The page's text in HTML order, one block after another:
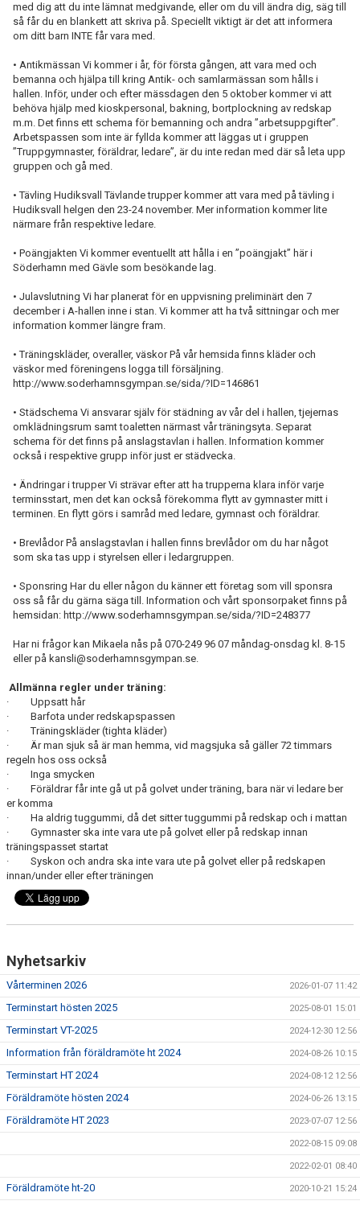
med dig att du inte lämnat medgivande, eller om du vill ändra dig, säg till
så får du en blankett att skriva på. Speciellt viktigt är det att informera
om ditt barn INTE får vara med.
• Antikmässan Vi kommer i år, för första gången, att vara med och
bemanna och hjälpa till kring Antik- och samlarmässan som hålls i
hallen. Inför, under och efter mässdagen den 5 oktober kommer vi att
behöva hjälp med kioskpersonal, bakning, bortplockning av redskap
m.m. Det finns ett schema för bemanning och andra ”arbetsuppgifter”.
Arbetspassen som inte är fyllda kommer att läggas ut i gruppen
”Truppgymnaster, föräldrar, ledare”, är du inte redan med där så leta upp
gruppen och gå med.
• Tävling Hudiksvall Tävlande trupper kommer att vara med på tävling i
Hudiksvall helgen den 23-24 november. Mer information kommer lite
närmare från respektive ledare.
• Poängjakten Vi kommer eventuellt att hålla i en ”poängjakt” här i
Söderhamn med Gävle som besökande lag.
• Julavslutning Vi har planerat för en uppvisning preliminärt den 7
december i A-hallen inne i stan. Vi kommer att ha två sittningar och mer
information kommer längre fram.
• Träningskläder, overaller, väskor På vår hemsida finns kläder och
väskor med föreningens logga till försäljning.
http://www.soderhamnsgympan.se/sida/?ID=146861
• Städschema Vi ansvarar själv för städning av vår del i hallen, tjejernas
omklädningsrum samt toaletten närmast vår träningsyta. Separat
schema för det finns på anslagstavlan i hallen. Information kommer
också i respektive grupp inför just er städvecka.
• Ändringar i trupper Vi strävar efter att ha trupperna klara inför varje
terminsstart, men det kan också förekomma flytt av gymnaster mitt i
terminen. En flytt görs i samråd med ledare, gymnast och föräldrar.
• Brevlådor På anslagstavlan i hallen finns brevlådor om du har något
som ska tas upp i styrelsen eller i ledargruppen.
• Sponsring Har du eller någon du känner ett företag som vill sponsra
oss så får du gärna säga till. Information och vårt sponsorpaket finns på
hemsidan: http://www.soderhamnsgympan.se/sida/?ID=248377
Har ni frågor kan Mikaela nås på 070-249 96 07 måndag-onsdag kl. 8-15
eller på kansli@soderhamnsgympan.se.
Allmänna regler under träning:
· Uppsatt hår
· Barfota under redskapspassen
· Träningskläder (tighta kläder)
· Är man sjuk så är man hemma, vid magsjuka så gäller 72 timmars
regeln hos oss också
· Inga smycken
· Föräldrar får inte gå ut på golvet under träning, bara när vi ledare ber
er komma
· Ha aldrig tuggummi, då det sitter tuggummi på redskap och i mattan
· Gymnaster ska inte vara ute på golvet eller på redskap innan
träningspasset startat
· Syskon och andra ska inte vara ute på golvet eller på redskapen
innan/under eller efter träningen
Nyhetsarkiv
Vårterminen 2026 2026-01-07 11:42
Terminstart hösten 2025 2025-08-01 15:01
Terminstart VT-2025 2024-12-30 12:56
Information från föräldramöte ht 2024 2024-08-26 10:15
Terminstart HT 2024 2024-08-12 12:56
Föräldramöte hösten 2024 2024-06-26 13:15
Föräldramöte HT 2023 2023-07-07 12:56
2022-08-15 09:08
2022-02-01 08:40
Föräldramöte ht-20 2020-10-21 15:24